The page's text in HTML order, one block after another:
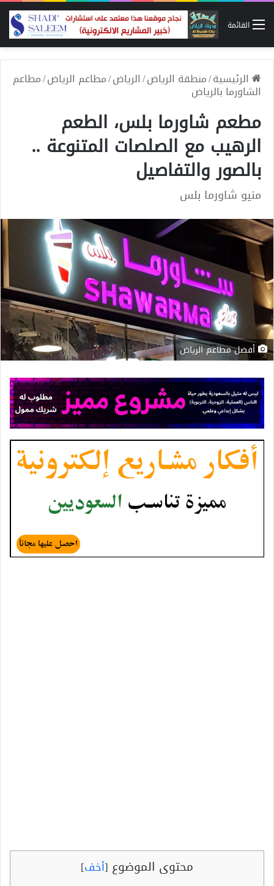
القائمة
الرئيسية/منطقة الرياض/الرياض/مطاعم الرياض/مطاعم
الشاورما بالرياض
مطعم شاورما بلس، الطعم
الرهيب مع الصلصات المتنوعة ..
بالصور والتفاصيل
منيو شاورما بلس
أفضل مطاعم الرياض
محتوى الموضوع [أخف]